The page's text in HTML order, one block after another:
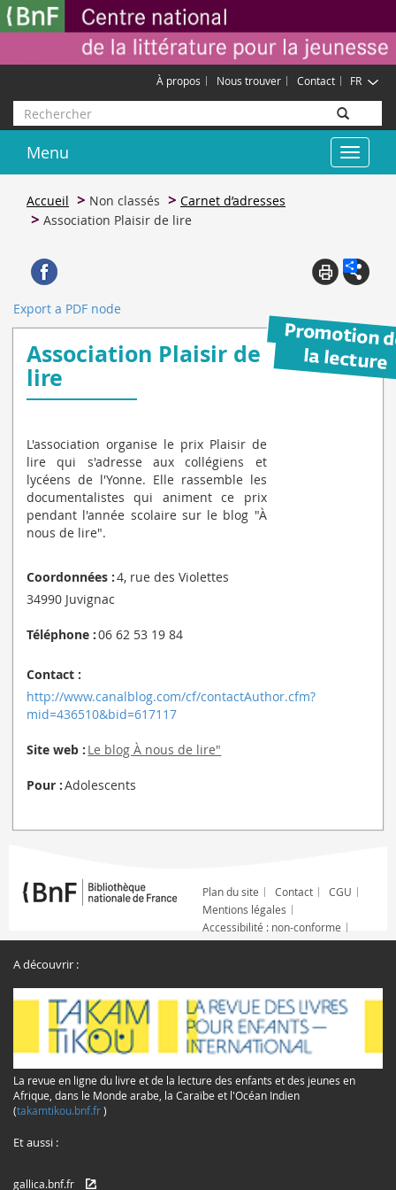
Aller
au
principal
FR
À propos Nous trouver Contact
Rechercher
Toggle
Menu
Accueil Non classés
Carnet d’adresses
Association Plaisir de lire
Export a PDF node
Association Plaisir de
lire
L'association organise le prix Plaisir de
lire qui s'adresse aux collégiens et
lycéens de l'Yonne. Elle rassemble les
documentalistes qui animent ce prix
pendant l'année scolaire sur le blog "À
nous de lire".
Coordonnées :4, rue des Violettes
34990 Juvignac
Téléphone :06 62 53 19 84
Contact :
http://www.canalblog.com/cf/contactAuthor.cfm?
mid=436510&bid=617117
Site web : Le blog À nous de lire"
Pour :Adolescents
Plan du site Contact
CGU
Mentions légales
Accessibilité : non-conforme
A découvrir :
La revue en ligne du livre et de la lecture des enfants et des jeunes en
Afrique, dans le Monde arabe, la Caraïbe et l'Océan Indien
(takamtikou.bnf.fr)
Et aussi :
gallica.bnf.fr
Gestion des cookies